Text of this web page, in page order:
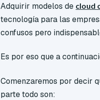
Adquirir modelos de cloud
tecnología para las
confusos pero
Es por eso que a
Comenzaremos por decir
parte todo son: